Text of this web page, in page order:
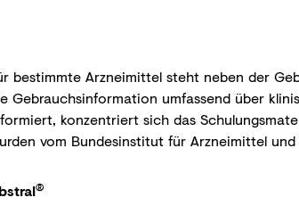
bestimmte Arzneimittel steht neben der
Gebrauchsinformation umfassend über
konzentriert sich das
vom Bundesinstitut für Arzneimittel
®